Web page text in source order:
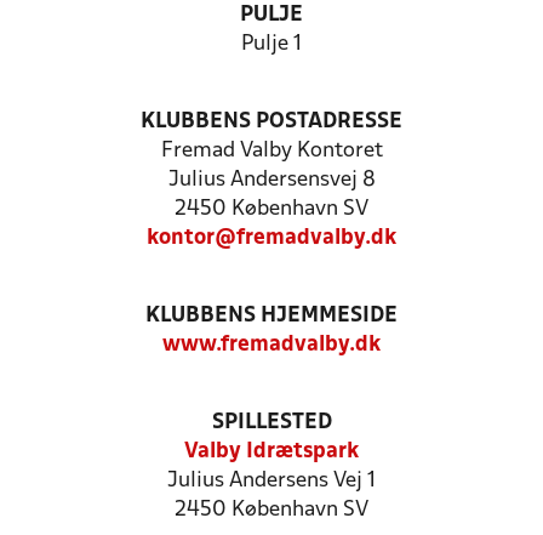
PULJE
Pulje 1
KLUBBENS POSTADRESSE
Fremad Valby Kontoret
Julius Andersensvej 8
2450 København SV
kontor@fremadvalby.dk
KLUBBENS HJEMMESIDE
www.fremadvalby.dk
SPILLESTED
Valby Idrætspark
Julius Andersens Vej 1
2450 København SV